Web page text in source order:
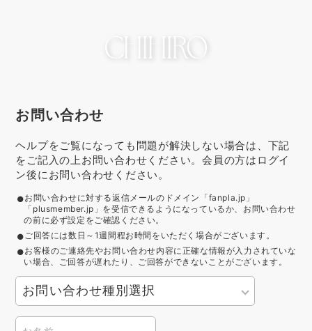
お問い合わせ
ヘルプをご覧になっても問題が解決しない場合は、下記
をご記入の上お問い合わせください。会員の方はログイ
ン後にお問い合わせください。
お問い合わせに対する返信メールのドメイン「fanpla.jp」
「plusmember.jp」を受信できるようになっているか、お問い合わせ
の前に必ず設定をご確認ください。
ご回答には数日～1週間程お時間をいただく場合がございます。
お客様のご連絡先やお問い合わせ内容に正確な情報が入力されていな
い場合、ご回答が遅れたり、ご回答ができないことがございます。